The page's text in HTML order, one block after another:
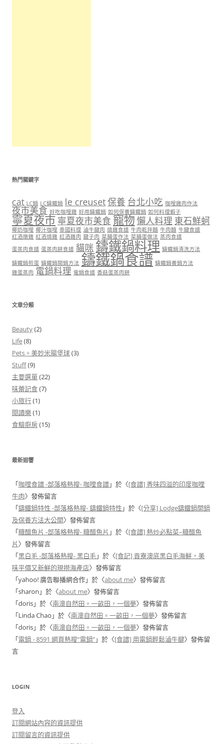
熱門關鍵字
cat LC鍋 LC鑄鐵鍋 le creuset保養 台北小吃 咖哩雞肉作法
夜市美食 好吃咖哩雞 好用鑄鐵鍋 如何保養鑄鐵鍋 如何料理蝦子
寧夏夜市 寧夏夜市美食 寵物懶人料理 東石鮮蚵
椰奶咖哩 椰汁咖哩 泰國料理 滷牛腱肉 燒雞食譜 牛肉乾拌麵 牛肉麵 牛腱食譜
紅酒燉雞 紅酒燒雞 紅酒雞肉 腱子肉 菜脯蛋作法 菜脯蛋做法 蒸肉食譜
蛋蒸肉食譜 蛋蒸肉餅食譜 貓咪 鑄鐵鍋料理 鑄鐵鍋清洗方法
鑄鐵鍋煎蛋 鑄鐵鍋開鍋方法 鑄鐵鍋食譜 鑄鐵鍋養鍋方法
雞蛋蒸肉 電鍋料理 電鍋食譜 香菇蛋蒸肉餅
文章分類
Beauty(2)
Life(8)
Pets。美妙米腸堡球(3)
Stuff(9)
主要選單(22)
味蕾記食(7)
小旅行(1)
閱讀樂(1)
食驗廚房(15)
最新迴響
「咖哩食譜 -部落格熱搜- 咖哩食譜」於〈[食譜] 香味四溢的印度咖哩
牛肉〉發佈留言
「鑄鐵鍋特性 -部落格熱搜- 鑄鐵鍋特性 」於〈[分享] Lodge鑄鐵鍋開鍋
及保養方法大公開〉發佈留言
「糖醋魚片 -部落格熱搜- 糖醋魚片 」於〈[食譜] 熱炒必點菜–糖醋魚
片 〉發佈留言
「黑白毛 -部落格熱搜- 黑白毛」於〈[食記] 貢寮澳底黑白毛海鮮，美
味平價又新鮮的現撈海產店〉發佈留言
「yahoo! 廣告聯播網合作」於〈about me〉發佈留言
「sharon 」於〈about me〉發佈留言
「doris」於〈南澳自然田。一畝田，一個夢〉發佈留言
「Linda Chao 」於〈南澳自然田。一畝田，一個夢〉發佈留言
「doris」於〈南澳自然田。一畝田，一個夢〉發佈留言
「電鍋 - 8591 網頁熱搜“電鍋”」於〈[食譜] 用電鍋輕鬆滷牛腱〉發佈留
言
LOGIN
登入
訂閱網站內容的資訊提供
訂閱留言的資訊提供